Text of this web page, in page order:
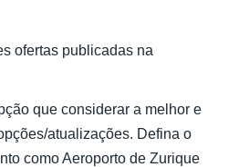
ofertas publicadas na
que considerar a melhor e
atualizações. Defina o
como Aeroporto de Zurique